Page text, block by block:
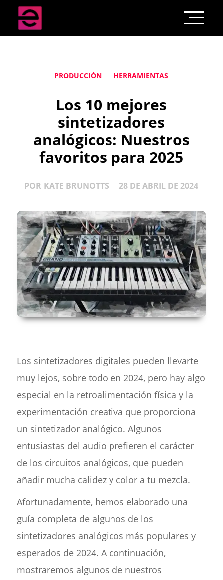
PRODUCCIÓN HERRAMIENTAS
Los 10 mejores
sintetizadores
analógicos: Nuestros
favoritos para 2025
POR KATE BRUNOTTS 28 DE ABRIL DE 2024
Los sintetizadores digitales pueden llevarte
muy lejos, sobre todo en 2024, pero hay algo
especial en la retroalimentación física y la
experimentación creativa que proporciona
un sintetizador analógico. Algunos
entusiastas del audio prefieren el carácter
de los circuitos analógicos, que pueden
añadir mucha calidez y color a tu mezcla.
Afortunadamente, hemos elaborado una
guía completa de algunos de los
sintetizadores analógicos más populares y
esperados de 2024. A continuación,
mostraremos algunos de nuestros